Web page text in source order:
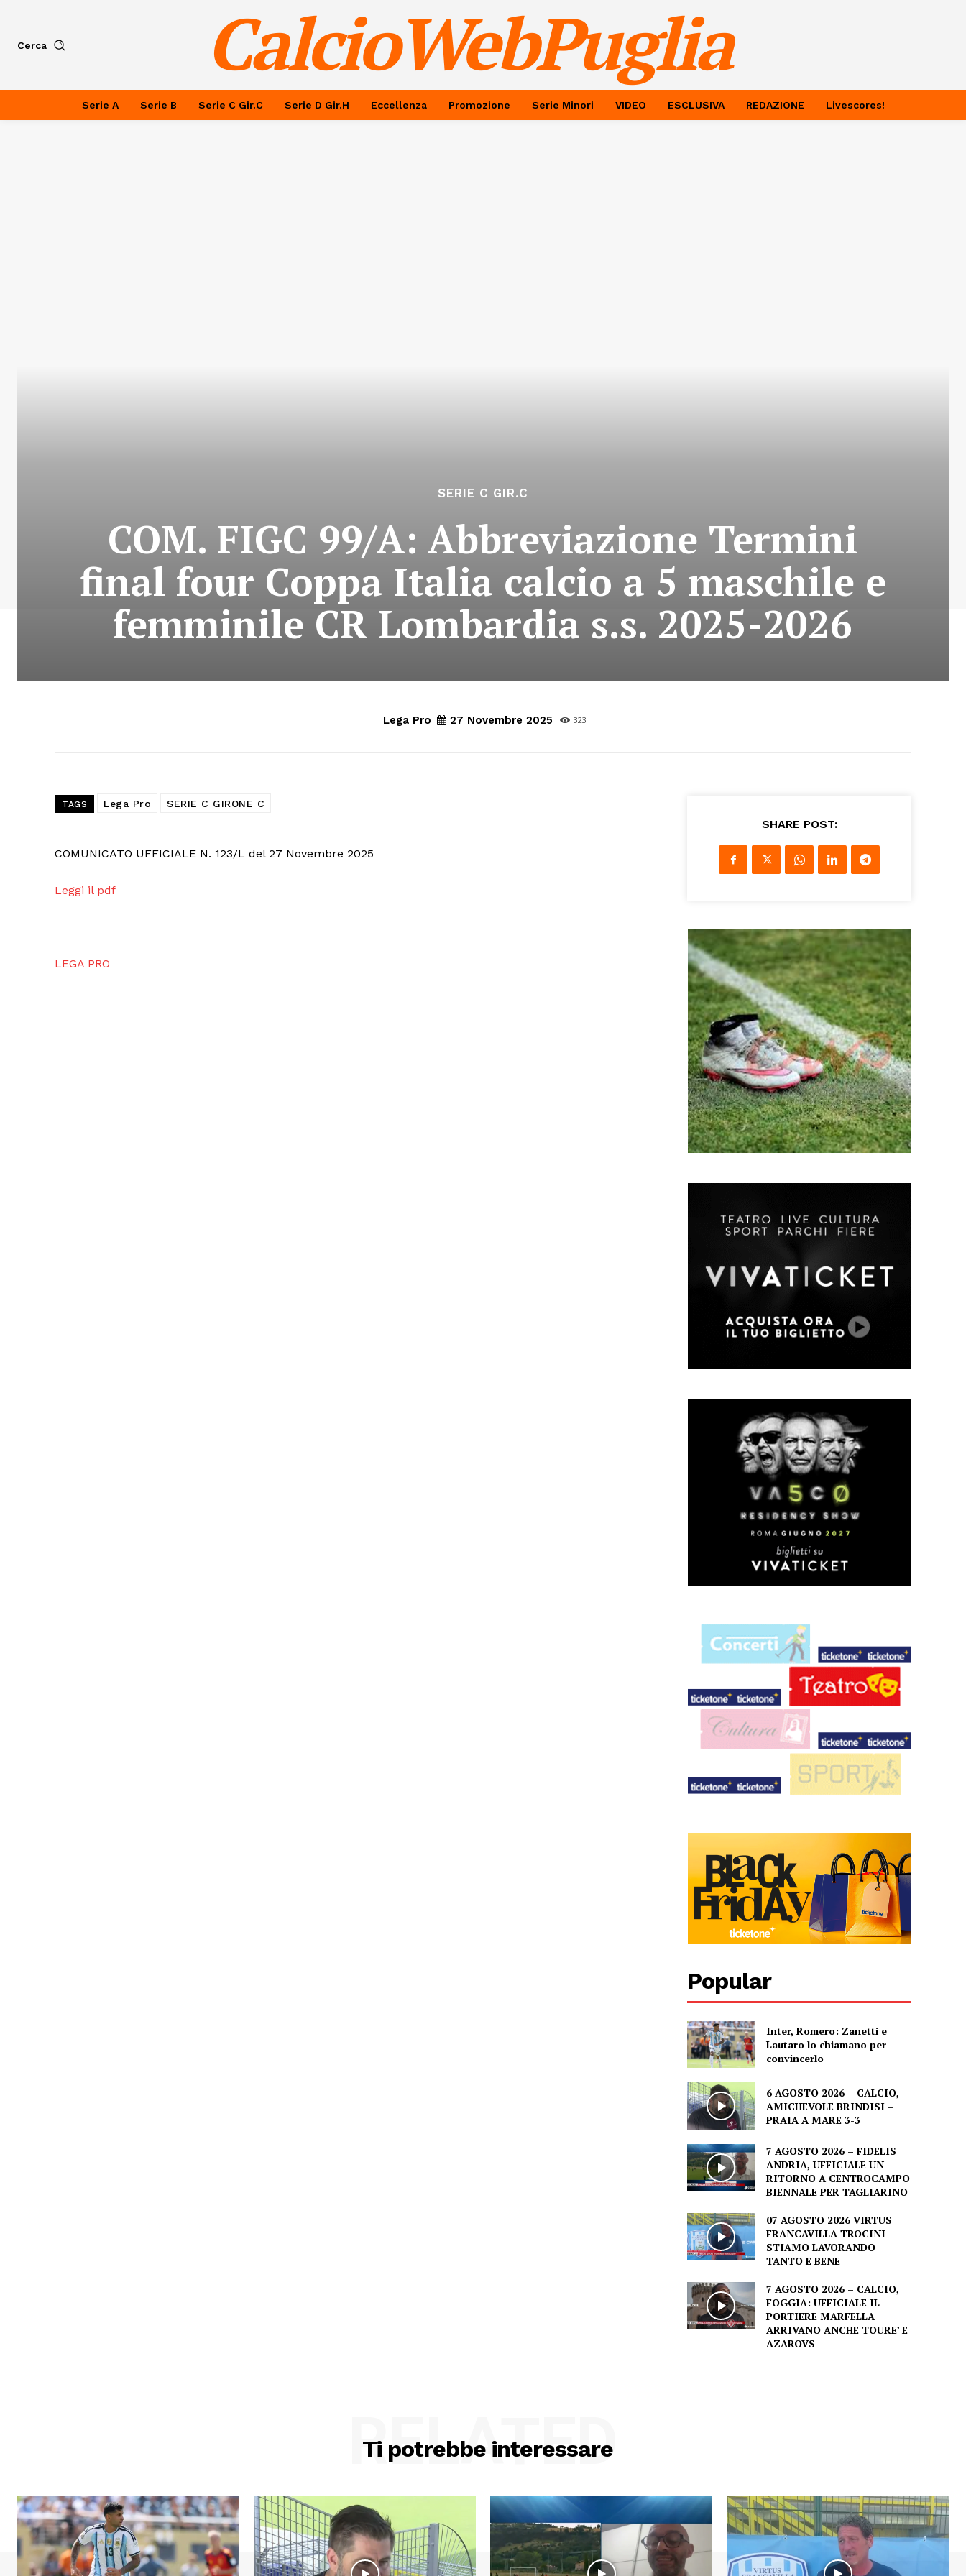
Cerca CalcioWebPuglia
Serie A Serie B Serie C Gir.C Serie D Gir.H Eccellenza Promozione Serie Minori VIDEO ESCLUSIVA REDAZIONE Livescores!
SERIE C GIR.C
COM. FIGC 99/A: Abbreviazione Termini
final four Coppa Italia calcio a 5 maschile e
femminile CR Lombardia s.s. 2025-2026
Lega Pro 27 Novembre 2025 323
TAGS Lega Pro SERIE C GIRONE C
COMUNICATO UFFICIALE N. 123/L del 27 Novembre 2025
Leggi il pdf
LEGA PRO
SHARE POST:
Popular
Inter, Romero: Zanetti e
Lautaro lo chiamano per
convincerlo
6 AGOSTO 2026 – CALCIO,
AMICHEVOLE BRINDISI –
PRAIA A MARE 3-3
7 AGOSTO 2026 – FIDELIS
ANDRIA, UFFICIALE UN
RITORNO A CENTROCAMPO
BIENNALE PER TAGLIARINO
07 AGOSTO 2026 VIRTUS
FRANCAVILLA TROCINI
STIAMO LAVORANDO
TANTO E BENE
7 AGOSTO 2026 – CALCIO,
FOGGIA: UFFICIALE IL
PORTIERE MARFELLA
ARRIVANO ANCHE TOURE’ E
AZAROVS
Ti potrebbe interessare
RELATED